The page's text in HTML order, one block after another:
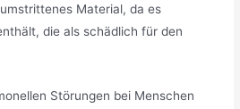
Material, da es
die als schädlich für den
Störungen bei Menschen